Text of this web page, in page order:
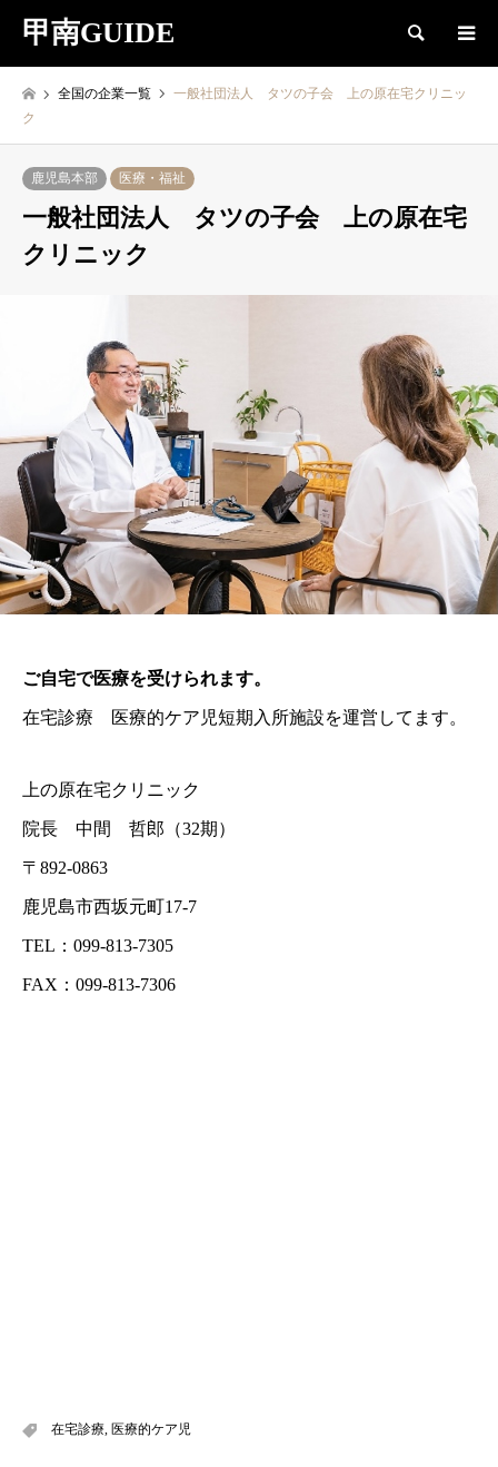
甲南GUIDE 検索
全国の企業一覧
一般社団法人 タツの子会 上の原在宅クリニッ
ク
鹿児島本部 医療・福祉
一般社団法人 タツの子会 上の原在宅
クリニック
ご自宅で医療を受けられます。
在宅診療 医療的ケア児短期入所施設を運営してます。
上の原在宅クリニック
院長 中間 哲郎（32期）
〒892-0863
鹿児島市西坂元町17-7
TEL：099-813-7305
FAX：099-813-7306
在宅診療 医療的ケア児